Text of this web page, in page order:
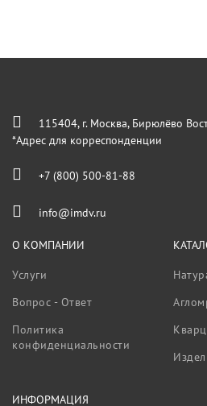
115404, г. Москва, Бирюлёво
*Адрес для корреспонденции
+7 (800) 500-81-88
info@imdv.ru
О КОМПАНИИ
Услуги
Вопрос - Ответ
Политика
конфиденциальности
ИНФОРМАЦИЯ